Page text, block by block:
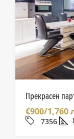
Прекрасен
€900/1,760
7356